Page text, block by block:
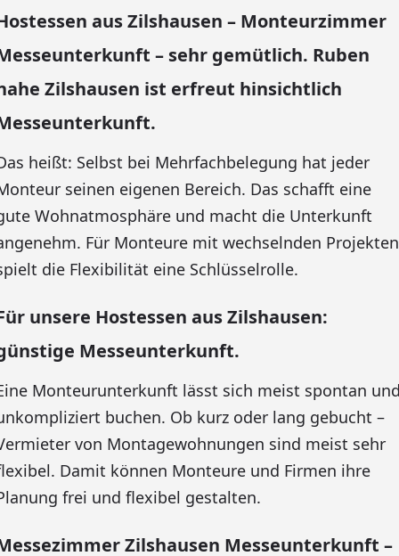
aus Zilshausen – Monteurzimmer
– sehr gemütlich. Ruben
Zilshausen ist erfreut hinsichtlich
heißt: Selbst bei Mehrfachbelegung hat jeder
seinen eigenen Bereich. Das schafft eine
Wohnatmosphäre und macht die Unterkunft
Für Monteure mit wechselnden Projekten
die Flexibilität eine Schlüsselrolle.
unsere Hostessen aus Zilshausen:
Messeunterkunft.
Monteurunterkunft lässt sich meist spontan
buchen. Ob kurz oder lang gebucht –
von Montagewohnungen sind meist sehr
Damit können Monteure und Firmen ihre
frei und flexibel gestalten.
Zilshausen Messeunterkunft –